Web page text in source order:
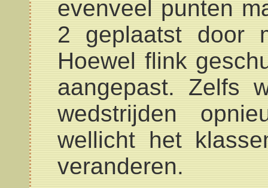
evenveel punten
2 geplaatst door
Hoewel flink
aangepast. Zelfs
wedstrijden
wellicht het
veranderen.